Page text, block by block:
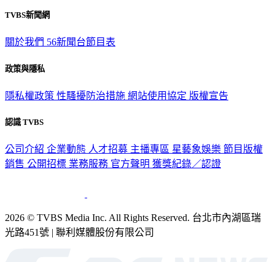
TVBS新聞網
關於我們 56新聞台節目表
政策與隱私
隱私權政策 性騷擾防治措施 網站使用協定 版權宣告
認識 TVBS
公司介紹 企業動態 人才招募 主播專區 星藝象娛樂 節目版權
銷售 公開招標 業務服務 官方聲明 獲獎紀錄／認證
2026 © TVBS Media Inc. All Rights Reserved. 台北市內湖區瑞
光路451號 | 聯利媒體股份有限公司